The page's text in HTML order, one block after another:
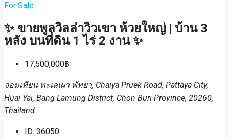
For Sale
✨ ขายพูลวิลล่าวิวเขา ห้วยใหญ่ | บ้าน 3
หลัง บนที่ดิน 1 ไร่ 2 งาน ✨
17,500,000฿
จอมเทียน ทะเลเผา พัทยา, Chaiya Pruek Road, Pattaya City,
Huai Yai, Bang Lamung District, Chon Buri Province, 20260,
Thailand
ID: 36050